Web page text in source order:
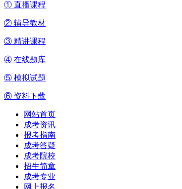
① 直播课程
② 辅导教材
③ 精讲课程
④ 在线题库
⑤ 模拟试题
⑥ 资料下载
网站首页
成考资讯
报考指南
成考答疑
成考院校
招生简章
成考专业
网上报名